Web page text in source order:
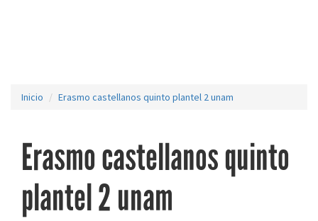
Inicio Erasmo castellanos quinto plantel 2 unam
Erasmo castellanos quinto
plantel 2 unam